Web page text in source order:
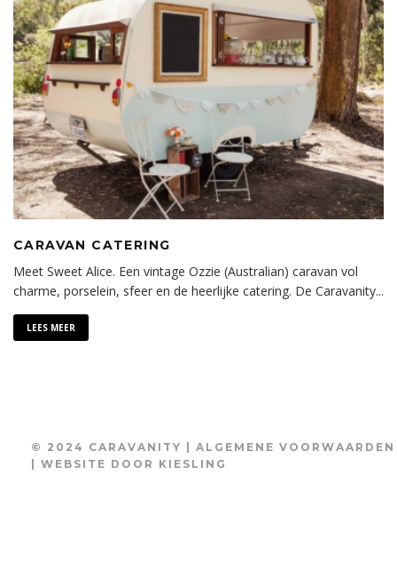
CARAVAN CATERING
Meet Sweet Alice. Een vintage Ozzie (Australian) caravan vol
charme, porselein, sfeer en de heerlijke catering. De Caravanity...
LEES MEER
© 2024 CARAVANITY | ALGEMENE VOORWAARDEN
| WEBSITE DOOR KIESLING